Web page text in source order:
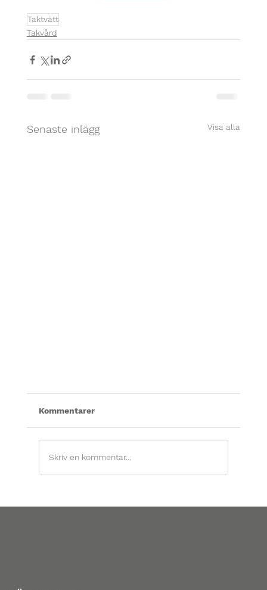
Taktvätt
Takvård
Senaste inlägg Visa alla
Takvård i villa
Kommentarer
Skriv en kommentar...